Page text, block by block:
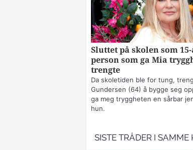
Sluttet på skolen som
person som ga Mia
trengte
Da skoletiden ble for tung,
Gundersen (64) å bygge seg
ga meg tryggheten en sårbar
hun.
SISTE TRÅDER I SAMME